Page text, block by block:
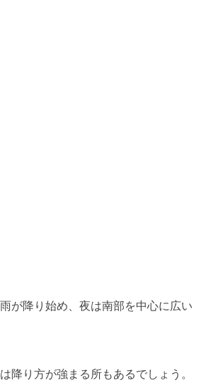
が降り始め、夜は南部を中心に広い
降り方が強まる所もあるでしょう。